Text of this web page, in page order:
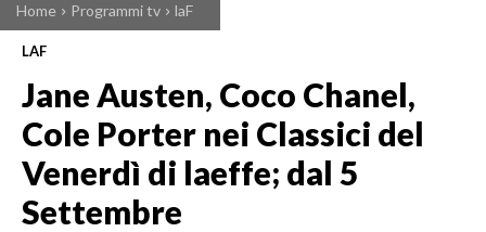
Home Programmi tv laF
LAF
Jane Austen, Coco Chanel,
Cole Porter nei Classici del
Venerdì di laeffe; dal 5
Settembre